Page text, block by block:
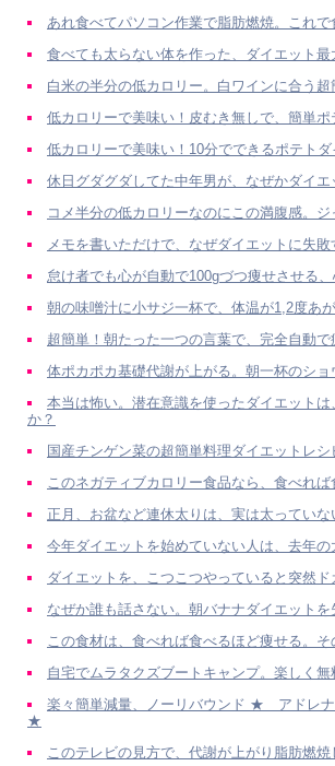
あれ食べてパソコン作業で脂肪燃焼。これで
食べても太らない体を作った、ダイエット最
白米の半分の低カロリー。白ワインに合う
低カロリーで美味い！皮むき無しで、簡単
低カロリーで美味い！10分でできるポテト
休日グダグダしてた中年男が、なぜかダイ
コメ半分の低カロリーなのにこの満腹感。ジ
メモを書いただけで、なぜダイエットに失
怠け者でも心が自動で100gづつ痩せさせる
朝の味噌汁に小サジ一杯で、体温が1,2度あ
超簡単！朝たった一つの言葉で、完全自動で
体ポカポカ基礎代謝が上がる。朝一杯のショ
本当は怖い。潜在意識を使ったダイエット
か？
国産チンゲン菜の超簡単料理ダイエットレシ
このネガティブカロリー食品なら、食べれ
正月、お盆など連休太りは、実は太っていな
今年ダイエットを始めていない人は、去年
ダイエットを、こつこつやっていると突然
なぜか誰も話さない。朝バナナダイエット
この食材は、食べれば食べるほど痩せる。そ
自宅でムラタクズブートキャンプ。楽しく無
楽々簡単減量、ノーリバウンド ★ アドレ
★
このテレビの見方で、代謝が上がり脂肪燃焼